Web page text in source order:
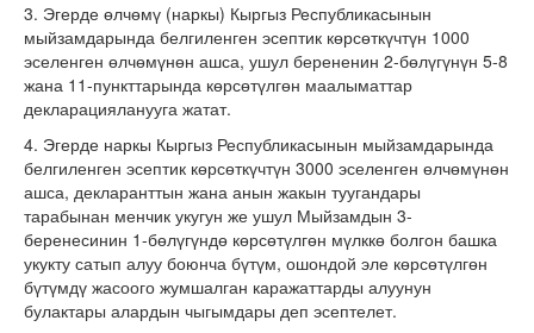
3. Эгерде өлчөмү (наркы) Кыргыз Республикасынын
мыйзамдарында белгиленген эсептик көрсөткүчтүн 1000
эселенген өлчөмүнөн ашса, ушул берененин 2-бөлүгүнүн 5-8
жана 11-пункттарында көрсөтүлгөн маалыматтар
декларацияланууга жатат.
4. Эгерде наркы Кыргыз Республикасынын мыйзамдарында
белгиленген эсептик көрсөткүчтүн 3000 эселенген өлчөмүнөн
ашса, декларанттын жана анын жакын туугандары
тарабынан менчик укугун же ушул Мыйзамдын 3-
беренесинин 1-бөлүгүндө көрсөтүлгөн мүлккө болгон башка
укукту сатып алуу боюнча бүтүм, ошондой эле көрсөтүлгөн
бүтүмдү жасоого жумшалган каражаттарды алуунун
булактары алардын чыгымдары деп эсептелет.